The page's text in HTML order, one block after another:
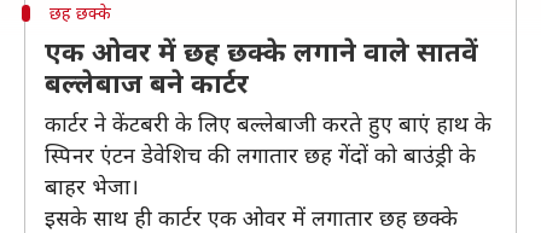
छह छक्के
एक ओवर में छह छक्के लगाने वाले सातवें
बल्लेबाज बने कार्टर
कार्टर ने केंटबरी के लिए बल्लेबाजी करते हुए बाएं हाथ के
स्पिनर एंटन डेवेशिच की लगातार छह गेंदों को बाउंड्री के
बाहर भेजा।
इसके साथ ही कार्टर एक ओवर में लगातार छह छक्के